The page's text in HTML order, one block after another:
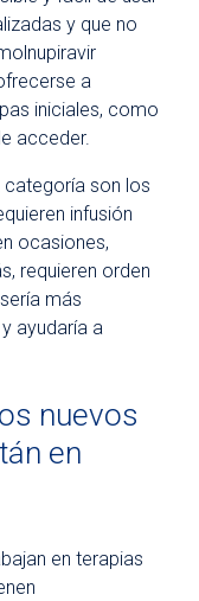
y que no
a
iniciales, como
acceder.
son los
infusión
ocasiones,
requieren orden
más
ayudaría a
nuevos
en
en terapias